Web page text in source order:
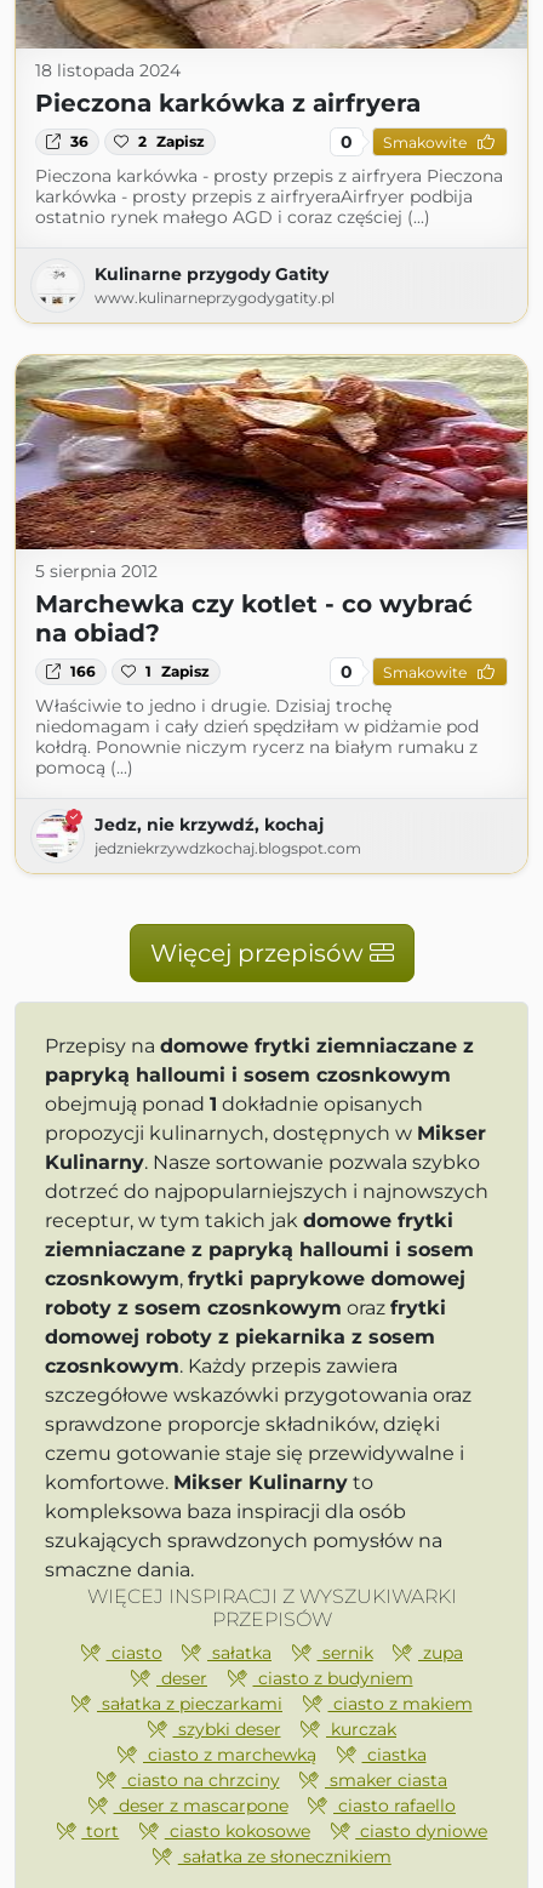
18 listopada 2024
Pieczona karkówka z airfryera
36 2 Zapisz 0 Smakowite
Pieczona karkówka - prosty przepis z airfryera Pieczona
karkówka - prosty przepis z airfryeraAirfryer podbija
ostatnio rynek małego AGD i coraz częściej (...)
Kulinarne przygody Gatity
www.kulinarneprzygodygatity.pl
5 sierpnia 2012
Marchewka czy kotlet - co wybrać
na obiad?
166 1 Zapisz 0 Smakowite
Właściwie to jedno i drugie. Dzisiaj trochę
niedomagam i cały dzień spędziłam w pidżamie pod
kołdrą. Ponownie niczym rycerz na białym rumaku z
pomocą (...)
Jedz, nie krzywdź, kochaj
jedzniekrzywdzkochaj.blogspot.com
Więcej przepisów
Przepisy na domowe frytki ziemniaczane z
papryką halloumi i sosem czosnkowym
obejmują ponad 1 dokładnie opisanych
propozycji kulinarnych, dostępnych w Mikser
Kulinarny. Nasze sortowanie pozwala szybko
dotrzeć do najpopularniejszych i najnowszych
receptur, w tym takich jak domowe frytki
ziemniaczane z papryką halloumi i sosem
czosnkowym, frytki paprykowe domowej
roboty z sosem czosnkowym oraz frytki
domowej roboty z piekarnika z sosem
czosnkowym. Każdy przepis zawiera
szczegółowe wskazówki przygotowania oraz
sprawdzone proporcje składników, dzięki
czemu gotowanie staje się przewidywalne i
komfortowe. Mikser Kulinarny to
kompleksowa baza inspiracji dla osób
szukających sprawdzonych pomysłów na
smaczne dania.
WIĘCEJ INSPIRACJI Z WYSZUKIWARKI
PRZEPISÓW
ciasto sałatka sernik
zupa
deser
ciasto z budyniem
sałatka z pieczarkami
ciasto z makiem
szybki deser
kurczak
ciasto z marchewką
ciastka
ciasto na chrzciny
smaker ciasta
deser z mascarpone
ciasto rafaello
tort
ciasto kokosowe
ciasto dyniowe
sałatka ze słonecznikiem